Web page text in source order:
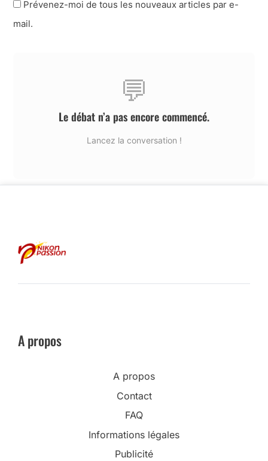
Prévenez-moi de tous les nouveaux articles par e-
mail.
💬
Le débat n’a pas encore commencé.
Lancez la conversation !
A propos
A propos
Contact
FAQ
Informations légales
Publicité